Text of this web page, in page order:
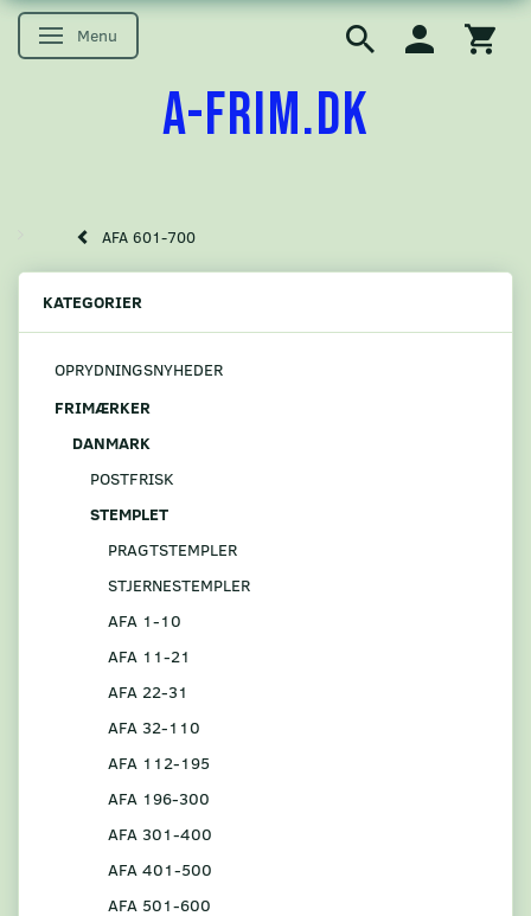
Skifte navigation
Menu
A-FRIM.DK
AFA 601-700
KATEGORIER
OPRYDNINGSNYHEDER
FRIMÆRKER
DANMARK
POSTFRISK
STEMPLET
PRAGTSTEMPLER
STJERNESTEMPLER
AFA 1-10
AFA 11-21
AFA 22-31
AFA 32-110
AFA 112-195
AFA 196-300
AFA 301-400
AFA 401-500
AFA 501-600